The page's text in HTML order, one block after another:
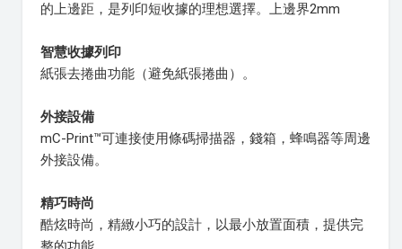
的上邊距，是列印短收據的理想選擇。上邊界2mm
智慧收據列印
紙張去捲曲功能（避免紙張捲曲）。
外接設備
mC-Print™可連接使用條碼掃描器，錢箱，蜂鳴器等周邊
外接設備。
精巧時尚
酷炫時尚，精緻小巧的設計，以最小放置面積，提供完